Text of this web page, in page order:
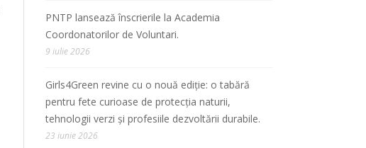
PNTP lansează înscrierile la Academia
Coordonatorilor de Voluntari.
9 iulie 2026
Girls4Green revine cu o nouă ediție: o tabără
pentru fete curioase de protecția naturii,
tehnologii verzi și profesiile dezvoltării durabile.
23 iunie 2026